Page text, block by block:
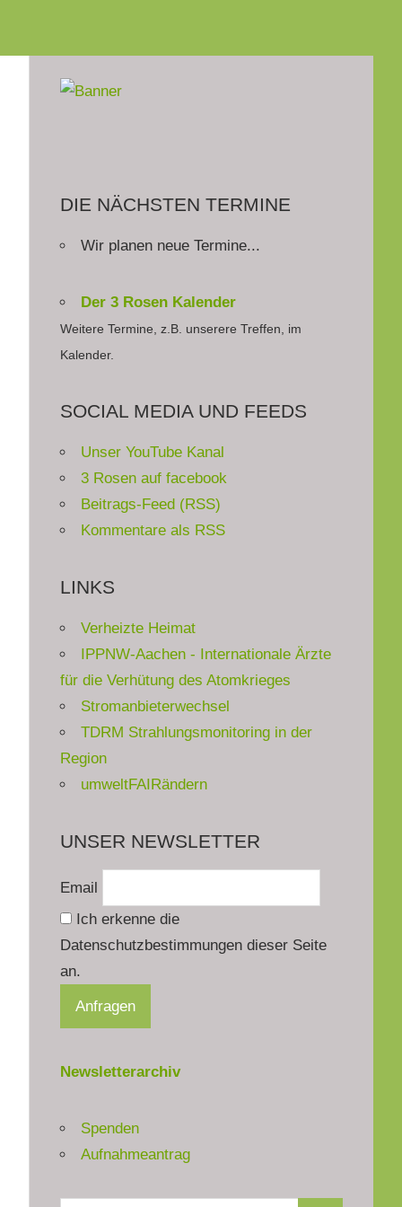
DIE NÄCHSTEN TERMINE
Wir planen neue Termine...
Der 3 Rosen Kalender
Weitere Termine, z.B. unserere Treffen, im
Kalender.
SOCIAL MEDIA UND FEEDS
Unser YouTube Kanal
3 Rosen auf facebook
Beitrags-Feed (RSS)
Kommentare als RSS
LINKS
Verheizte Heimat
IPPNW-Aachen - Internationale Ärzte
für die Verhütung des Atomkrieges
Stromanbieterwechsel
TDRM Strahlungsmonitoring in der
Region
umweltFAIRändern
UNSER NEWSLETTER
Email
Ich erkenne die
Datenschutzbestimmungen dieser Seite
an.
Newsletterarchiv
Spenden
Aufnahmeantrag